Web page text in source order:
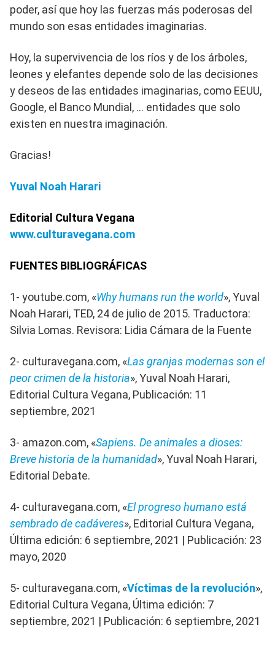
poder, así que hoy las fuerzas más poderosas del
mundo son esas entidades imaginarias.
Hoy, la supervivencia de los ríos y de los árboles,
leones y elefantes depende solo de las decisiones
y deseos de las entidades imaginarias, como EEUU,
Google, el Banco Mundial, … entidades que solo
existen en nuestra imaginación.
Gracias!
Yuval Noah Harari
Editorial Cultura Vegana
www.culturavegana.com
FUENTES BIBLIOGRÁFICAS
1- youtube.com, «Why humans run the world», Yuval
Noah Harari, TED, 24 de julio de 2015. Traductora:
Silvia Lomas. Revisora: Lidia Cámara de la Fuente
2- culturavegana.com, «Las granjas modernas son el
peor crimen de la historia», Yuval Noah Harari,
Editorial Cultura Vegana, Publicación: 11
septiembre, 2021
3- amazon.com, «Sapiens. De animales a dioses:
Breve historia de la humanidad», Yuval Noah Harari,
Editorial Debate.
4- culturavegana.com, «El progreso humano está
sembrado de cadáveres», Editorial Cultura Vegana,
Última edición: 6 septiembre, 2021 | Publicación: 23
mayo, 2020
5- culturavegana.com, «Víctimas de la revolución»,
Editorial Cultura Vegana, Última edición: 7
septiembre, 2021 | Publicación: 6 septiembre, 2021